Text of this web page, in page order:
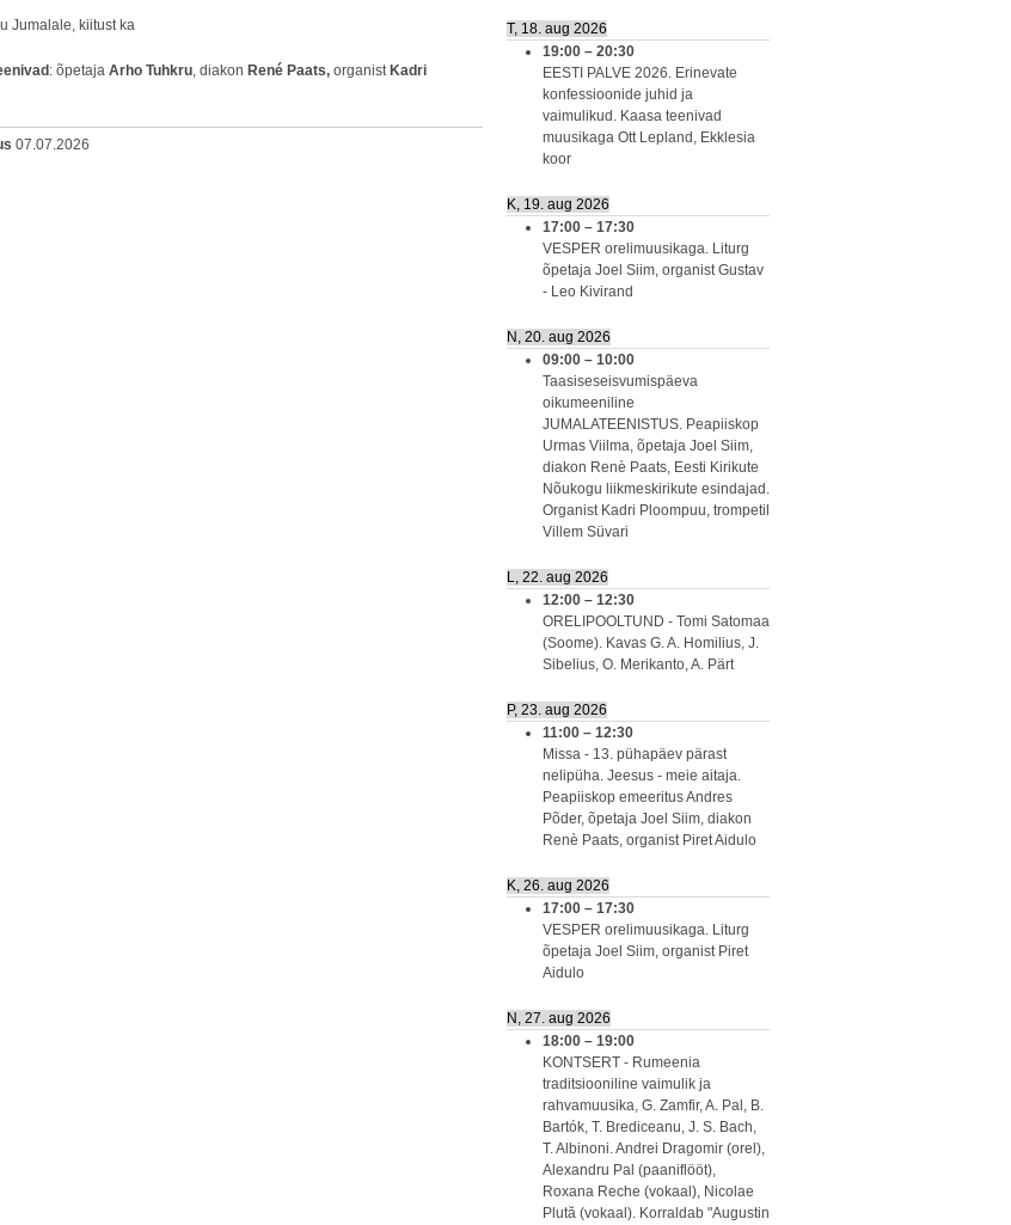
kiitust ka
: õpetaja Arho Tuhkru, diakon René Paats, organist Kadri
07.07.2026
T, 18. aug 2026
19:00 – 20:30
EESTI PALVE 2026. Erinevate
konfessioonide juhid ja
vaimulikud. Kaasa teenivad
muusikaga Ott Lepland, Ekklesia
koor
K, 19. aug 2026
17:00 – 17:30
VESPER orelimuusikaga. Liturg
õpetaja Joel Siim, organist Gustav
- Leo Kivirand
N, 20. aug 2026
09:00 – 10:00
Taasiseseisvumispäeva
oikumeeniline
JUMALATEENISTUS. Peapiiskop
Urmas Viilma, õpetaja Joel Siim,
diakon Renè Paats, Eesti Kirikute
Nõukogu liikmeskirikute esindajad.
Organist Kadri Ploompuu, trompetil
Villem Süvari
L, 22. aug 2026
12:00 – 12:30
ORELIPOOLTUND - Tomi Satomaa
(Soome). Kavas G. A. Homilius, J.
Sibelius, O. Merikanto, A. Pärt
P, 23. aug 2026
11:00 – 12:30
Missa - 13. pühapäev pärast
nelipüha. Jeesus - meie aitaja.
Peapiiskop emeeritus Andres
Põder, õpetaja Joel Siim, diakon
Renè Paats, organist Piret Aidulo
K, 26. aug 2026
17:00 – 17:30
VESPER orelimuusikaga. Liturg
õpetaja Joel Siim, organist Piret
Aidulo
N, 27. aug 2026
18:00 – 19:00
KONTSERT - Rumeenia
traditsiooniline vaimulik ja
rahvamuusika, G. Zamfir, A. Pal, B.
Bartók, T. Brediceanu, J. S. Bach,
T. Albinoni. Andrei Dragomir (orel),
Alexandru Pal (paaniflööt),
Roxana Reche (vokaal), Nicolae
Plută (vokaal). Korraldab "Augustin